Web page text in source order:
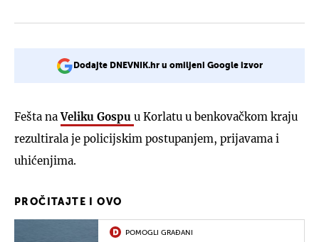
Dodajte DNEVNIK.hr u omiljeni Google izvor
Fešta naVeliku Gospu u Korlatu u benkovačkom kraju
rezultirala je policijskim postupanjem, prijavama i
uhićenjima.
PROČITAJTE I OVO
POMOGLI GRAĐANI